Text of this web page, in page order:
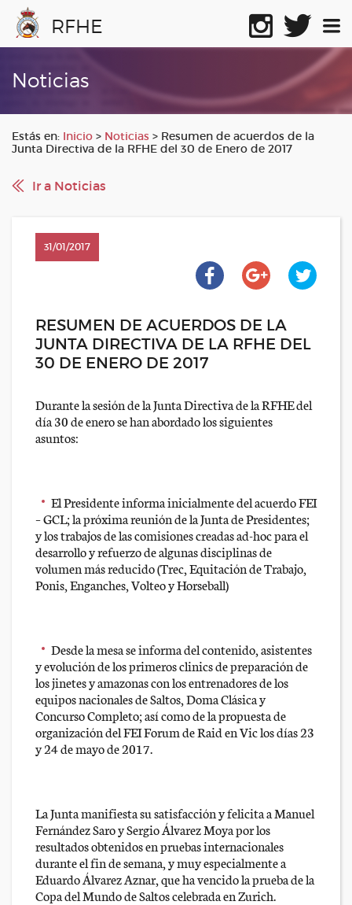
RFHE
Noticias
Estás en: Inicio > Noticias > Resumen de acuerdos de la
Junta Directiva de la RFHE del 30 de Enero de 2017
Ir a Noticias
31/01/2017
RESUMEN DE ACUERDOS DE LA
JUNTA DIRECTIVA DE LA RFHE DEL
30 DE ENERO DE 2017
Durante la sesión de la Junta Directiva de la RFHE del
día 30 de enero se han abordado los siguientes
asuntos:
El Presidente informa inicialmente del acuerdo FEI
– GCL; la próxima reunión de la Junta de Presidentes;
y los trabajos de las comisiones creadas ad-hoc para el
desarrollo y refuerzo de algunas disciplinas de
volumen más reducido (Trec, Equitación de Trabajo,
Ponis, Enganches, Volteo y Horseball)
Desde la mesa se informa del contenido, asistentes
y evolución de los primeros clinics de preparación de
los jinetes y amazonas con los entrenadores de los
equipos nacionales de Saltos, Doma Clásica y
Concurso Completo; así como de la propuesta de
organización del FEI Forum de Raid en Vic los días 23
y 24 de mayo de 2017.
La Junta manifiesta su satisfacción y felicita a Manuel
Fernández Saro y Sergio Álvarez Moya por los
resultados obtenidos en pruebas internacionales
durante el fin de semana, y muy especialmente a
Eduardo Álvarez Aznar, que ha vencido la prueba de la
Copa del Mundo de Saltos celebrada en Zurich.